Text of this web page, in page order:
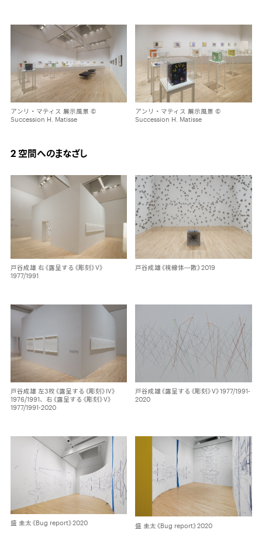
アンリ・マティス 展示風景 ©
Succession H. Matisse
アンリ・マティス 展示風景 ©
Succession H. Matisse
2 空間へのまなざし
戸谷成雄 右《露呈する《彫刻》Ⅴ》
1977/1991
戸谷成雄《視線体―散》2019
戸谷成雄 左3枚《露呈する《彫刻》Ⅳ》
1976/1991、右《露呈する《彫刻》Ⅴ》
1977/1991-2020
戸谷成雄《露呈する《彫刻》Ⅴ》1977/1991-
2020
盛 圭太《Bug report》2020 盛 圭太《Bug report》2020